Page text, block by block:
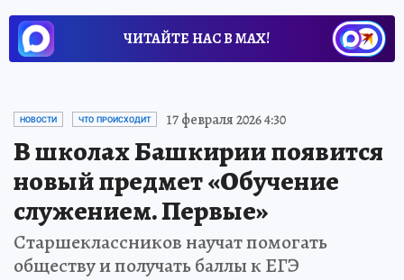
ЧИТАЙТЕ НАС В МАХ!
НОВОСТИ ЧТО ПРОИСХОДИТ 17 февраля 2026 4:30
В школах Башкирии появится
новый предмет «Обучение
служением. Первые»
Старшеклассников научат помогать
обществу и получать баллы к ЕГЭ